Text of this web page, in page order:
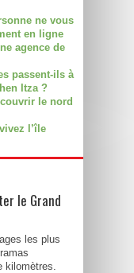
ne vous
en ligne
agence de
passent-ils à
Itza ?
le nord
l’île
le Grand
les plus
kilomètres.